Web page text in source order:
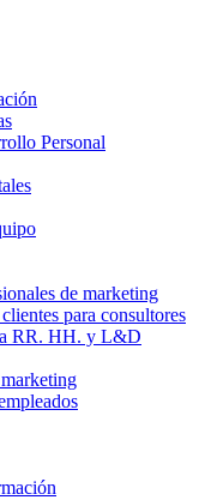
Personal
de marketing
para consultores
RR. HH. y L&D